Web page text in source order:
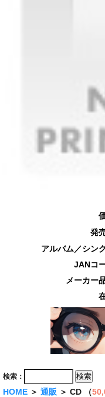
発
アルバム／シン
JANコ
メーカー
検索：
HOME ＞ 通販 ＞ CD （